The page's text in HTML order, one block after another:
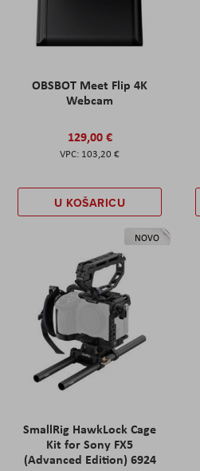
OBSBOT Meet Flip 4K
Webcam
129,00 €
103,20 €
U KOŠARICU
NOVO
SmallRig HawkLock Cage
Kit for Sony FX5
(Advanced Edition) 6924